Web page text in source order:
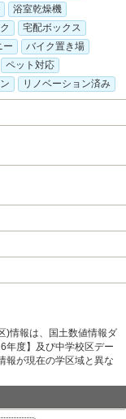
浴室乾燥機
宅配ボックス
ー
バイク置き場
ペット対応
リノベーション済み
)情報は、国土数値情報ダ
年度】及び中学校区デー
報が現在の学区域と異な